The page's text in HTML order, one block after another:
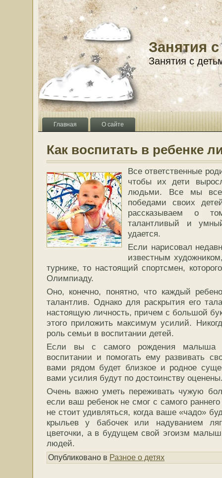
Занятия
Занятия с
Главная О сайте
Как воспитать в ребенке
Все ответственные
чтобы их дети
людьми. Все мы
победами своих
рассказываем о
талантливый и
удается.
Если нарисовал
известным
турнике, то настоящий спортсмен,
Олимпиаду.
Оно, конечно, понятно, что каждый
талантлив. Однако для раскрытия его
настоящую личность, причем с большой
этого приложить максимум усилий.
роль семьи в воспитании детей.
Если вы с самого рождения малыша
воспитании и помогать ему развивать
вами рядом будет близкое и родное
вами усилия будут по достоинству
Очень важно уметь переживать чужую
если ваш ребенок не смог с самого
не стоит удивляться, когда ваше «чадо»
крыльев у бабочек или надуванием
цветочки, а в будущем свой эгоизм малыш
людей.
Опубликовано в Разное о детях